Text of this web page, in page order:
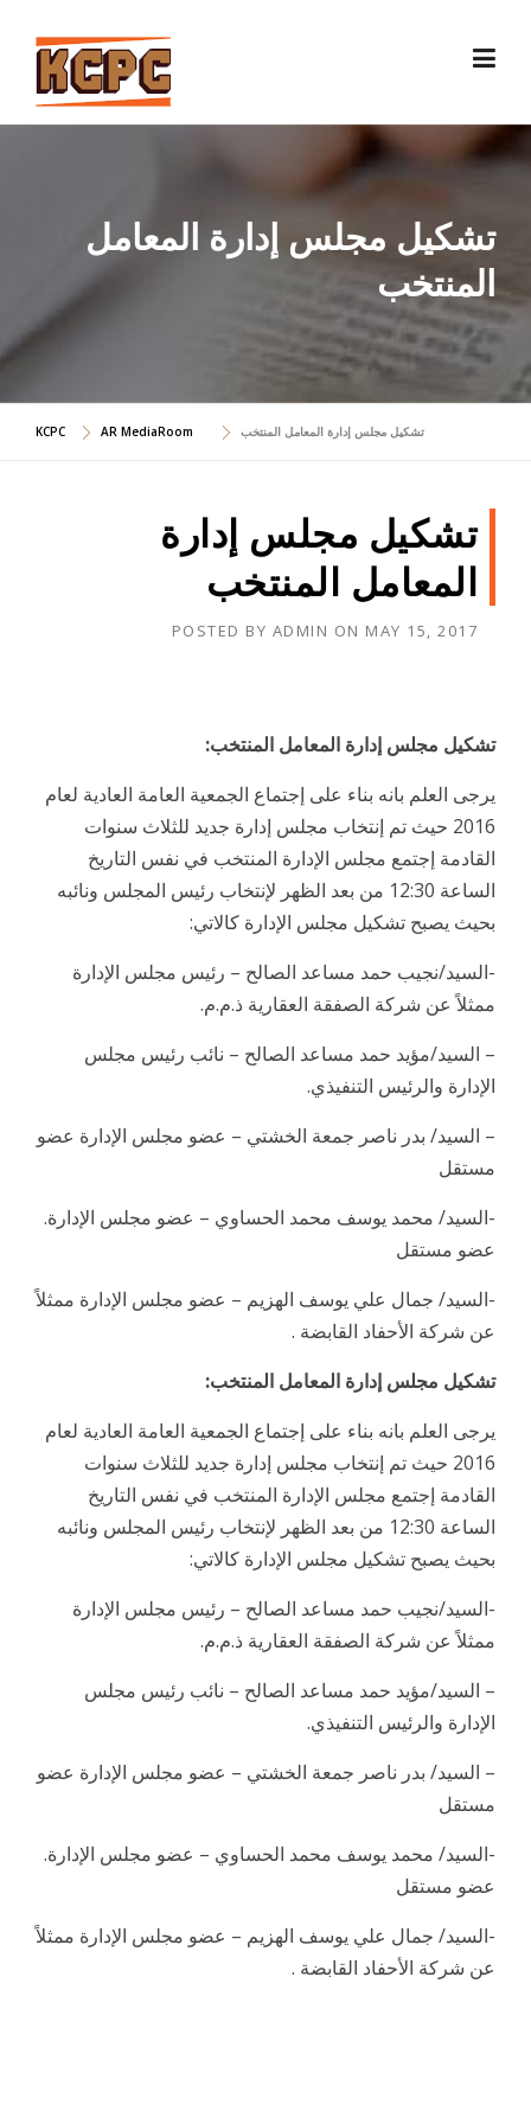
content
تشكيل مجلس إدارة المعامل
المنتخب
KCPC AR MediaRoom تشكيل مجلس إدارة المعامل المنتخب
تشكيل مجلس إدارة
المعامل المنتخب
POSTED BY ADMIN ON MAY 15, 2017
تشكيل مجلس إدارة المعامل المنتخب:
يرجى العلم بانه بناء على إجتماع الجمعية العامة العادية لعام
2016 حيث تم إنتخاب مجلس إدارة جديد للثلاث سنوات
القادمة إجتمع مجلس الإدارة المنتخب في نفس التاريخ
الساعة 12:30 من بعد الظهر لإنتخاب رئيس المجلس ونائبه
بحيث يصبح تشكيل مجلس الإدارة كالاتي:
-السيد/نجيب حمد مساعد الصالح – رئيس مجلس الإدارة
ممثلاً عن شركة الصفقة العقارية ذ.م.م.
– السيد/مؤيد حمد مساعد الصالح – نائب رئيس مجلس
الإدارة والرئيس التنفيذي.
– السيد/ بدر ناصر جمعة الخشتي – عضو مجلس الإدارة عضو
مستقل
-السيد/ محمد يوسف محمد الحساوي – عضو مجلس الإدارة.
عضو مستقل
-السيد/ جمال علي يوسف الهزيم – عضو مجلس الإدارة ممثلاً
عن شركة الأحفاد القابضة .
تشكيل مجلس إدارة المعامل المنتخب:
يرجى العلم بانه بناء على إجتماع الجمعية العامة العادية لعام
2016 حيث تم إنتخاب مجلس إدارة جديد للثلاث سنوات
القادمة إجتمع مجلس الإدارة المنتخب في نفس التاريخ
الساعة 12:30 من بعد الظهر لإنتخاب رئيس المجلس ونائبه
بحيث يصبح تشكيل مجلس الإدارة كالاتي:
-السيد/نجيب حمد مساعد الصالح – رئيس مجلس الإدارة
ممثلاً عن شركة الصفقة العقارية ذ.م.م.
– السيد/مؤيد حمد مساعد الصالح – نائب رئيس مجلس
الإدارة والرئيس التنفيذي.
– السيد/ بدر ناصر جمعة الخشتي – عضو مجلس الإدارة عضو
مستقل
-السيد/ محمد يوسف محمد الحساوي – عضو مجلس الإدارة.
عضو مستقل
-السيد/ جمال علي يوسف الهزيم – عضو مجلس الإدارة ممثلاً
عن شركة الأحفاد القابضة .